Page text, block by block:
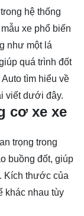
hệ thống
xe phổ biến
như một lá
quá trình đốt
tìm hiểu về
viết dưới đây.
cơ xe xe
trọng trong
buồng đốt, giúp
Kích thước của
khác nhau tùy